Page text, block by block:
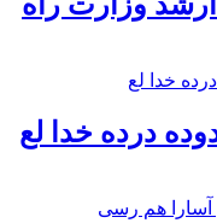
درده خدا لع